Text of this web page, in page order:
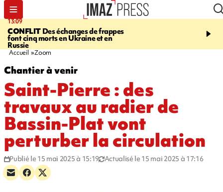
13:09
CONFLIT Des échanges de frappes
font cinq morts en Ukraine et en
Russie
17:14
Quatre
européennes pour les
Accueil Zoom
Chantier à venir
Saint-Pierre : des
travaux au radier de
Bassin-Plat vont
perturber la circulation
Publié le 15 mai 2025 à 15:19 Actualisé le 15 mai 2025 à 17:16